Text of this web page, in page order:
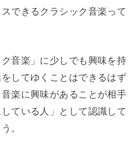
できるクラシック音楽って
音楽」に少しでも興味を持
してゆくことはできるはず
楽に興味があることが相手
ている人」として認識して
。